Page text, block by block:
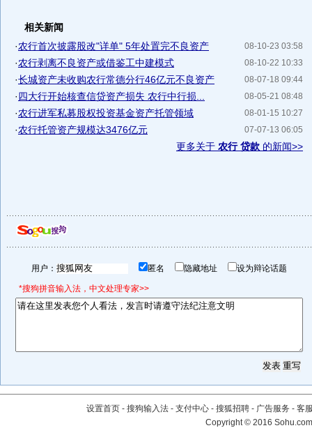
相关新闻
08-10-23 03:58
·农行首次披露股改"详单" 5年处置完不良资产
08-10-22 10:33
·农行剥离不良资产或借鉴工中建模式
08-07-18 09:44
·长城资产未收购农行常德分行46亿元不良资产
08-05-21 08:48
·四大行开始核查信贷资产损失 农行中行损...
08-01-15 10:27
·农行进军私募股权投资基金资产托管领域
07-07-13 06:05
·农行托管资产规模达3476亿元
更多关于 农行 贷款 的新闻>>
用户： 匿名 隐藏地址 设为辩论话题
*搜狗拼音输入法，中文处理专家>>
设置首页 - 搜狗输入法 - 支付中心 - 搜狐招聘 - 广告服务 - 客
Copyright©2016